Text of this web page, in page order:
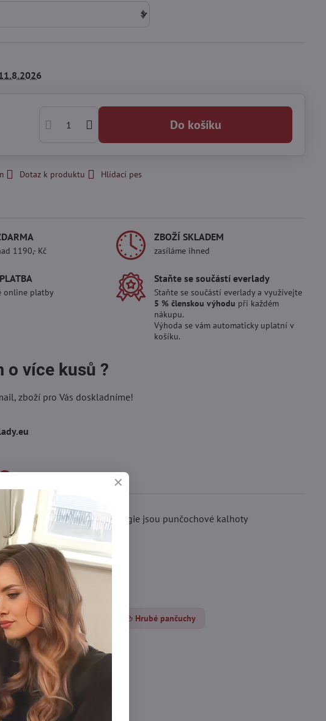
Do košíku
Dotaz k produktu Hlídací pes
1190,- Kč
ZBOŽÍ SKLADEM
zasíláme ihned
online platby
Staňte se součástí everlady
Staňte se součástí everlady a využívejte
5 % členskou výhodu při každém
nákupu.
Výhoda se vám automaticky uplatní v
košíku.
o více kusů ?
zboží pro Vás doskladníme!
Díky použití této technologie jsou punčochové kalhoty
dny.
Dámské punčocháče DEN
Hrubé pančuchy
E-
mail